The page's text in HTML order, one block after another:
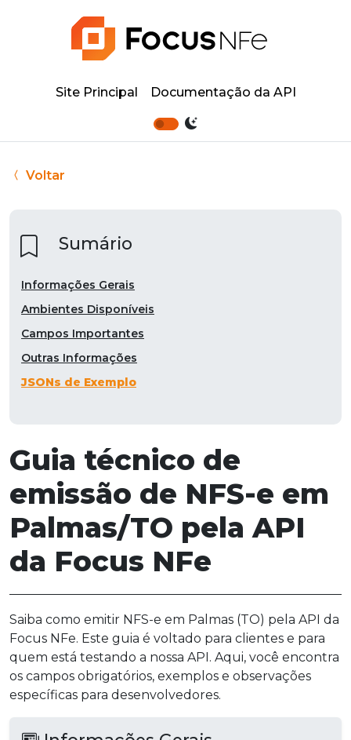
Site Principal Documentação da API
Voltar
Guia técnico de
emissão de NFS-e em
Palmas/TO pela API
da Focus NFe
Saiba como emitir NFS-e em Palmas (TO) pela API da
Focus NFe. Este guia é voltado para clientes e para
quem está testando a nossa API. Aqui, você encontra
os campos obrigatórios, exemplos e observações
específicas para desenvolvedores.
Sumário
Informações Gerais
Ambientes Disponíveis
Campos Importantes
Outras Informações
JSONs de Exemplo